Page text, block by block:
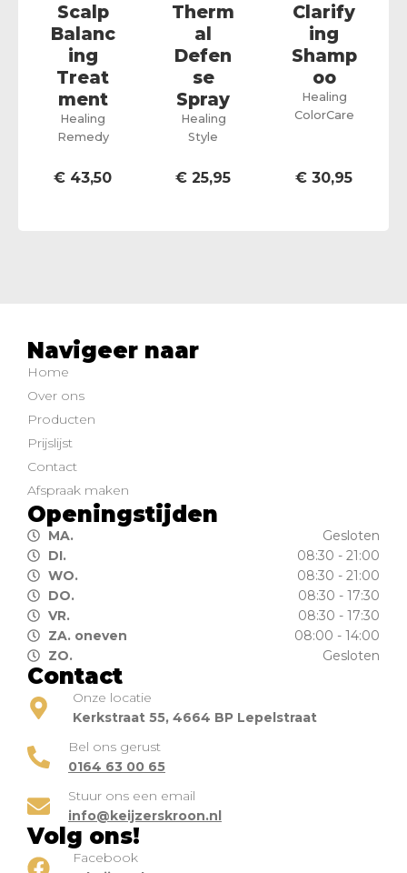
Scalp
Balanc
ing
Treat
ment
Healing
Remedy
€ 43,50
Therm
al
Defen
se
Spray
Healing
Style
€ 25,95
Clarify
ing
Shamp
oo
Healing
ColorCare
€ 30,95
Navigeer naar
Home
Over ons
Producten
Prijslijst
Contact
Afspraak maken
Openingstijden
MA.
Gesloten
DI.
08:30 - 21:00
WO.
08:30 - 21:00
DO.
08:30 - 17:30
VR.
08:30 - 17:30
ZA. oneven
08:00 - 14:00
ZO.
Gesloten
Contact
Onze locatie
Kerkstraat 55, 4664 BP Lepelstraat
Bel ons gerust
0164 63 00 65
Stuur ons een email
info@keijzerskroon.nl
Volg ons!
Facebook